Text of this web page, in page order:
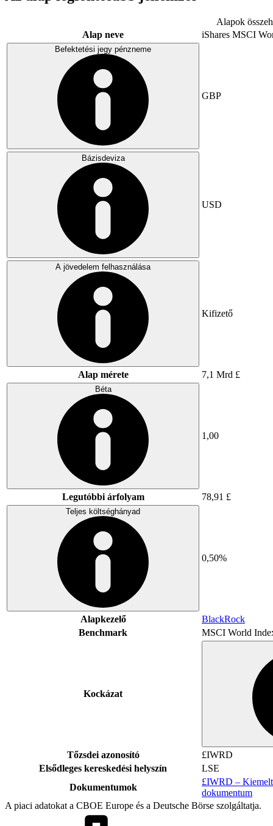
Alapok
Alap neve
iShares MSCI
Befektetési jegy pénzneme
GBP
Bázisdeviza
USD
A jövedelem felhasználása
Kifizető
Alap mérete 7,1 Mrd £
Béta
1,00
Legutóbbi árfolyam 78,91 £
Teljes költséghányad
0,50%
Alapkezelő
BlackRock
Benchmark
MSCI World
Kockázat
Tőzsdei azonosító
£IWRD
Elsődleges kereskedési helyszín
LSE
Dokumentumok
£IWRD –
dokumentum
A piaci adatokat a CBOE Europe és a Deutsche Börse szolgáltatja.